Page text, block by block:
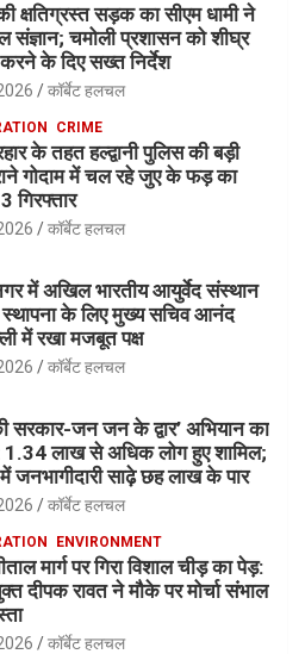
क्षतिग्रस्त सड़क का सीएम धामी ने
संज्ञान; चमोली प्रशासन को शीघ्र
करने के दिए सख्त निर्देश
कॉर्बेट हलचल
CRIME
के तहत हल्द्वानी पुलिस की बड़ी
गोदाम में चल रहे जुए के फड़ का
गिरफ्तार
कॉर्बेट हलचल
में अखिल भारतीय आयुर्वेद संस्थान
के लिए मुख्य सचिव आनंद
में रखा मजबूत पक्ष
कॉर्बेट हलचल
सरकार-जन जन के द्वार’ अभियान का
1.34 लाख से अधिक लोग हुए शामिल;
जनभागीदारी साढ़े छह लाख के पार
कॉर्बेट हलचल
ENVIRONMENT
मार्ग पर गिरा विशाल चीड़ का पेड़:
दीपक रावत ने मौके पर मोर्चा संभाल
कॉर्बेट हलचल